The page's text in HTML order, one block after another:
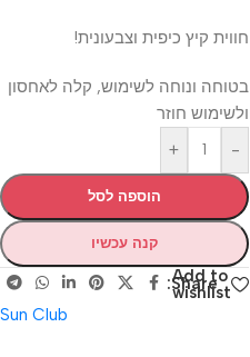
חווית קיץ כיפית וצבעונית!
בטוחה ונוחה לשימוש, קלה לאחסון
ולשימוש חוזר
-
+
הוספה לסל
קנה עכשיו
Add to
wishlist
Share:
Sun Club